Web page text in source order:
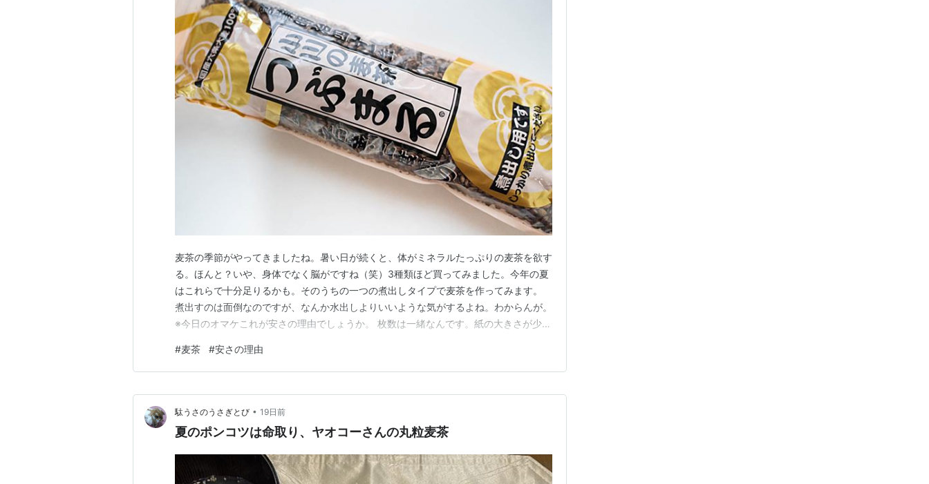
麦茶の季節がやってきましたね。暑い日が続くと、体がミネラルたっぷりの麦茶を欲す
る。ほんと？いや、身体でなく脳がですね（笑）3種類ほど買ってみました。今年の夏
はこれらで十分足りるかも。そのうちの一つの煮出しタイプで麦茶を作ってみます。
煮出すのは面倒なのですが、なんか水出しよりいいような気がするよね。わからんが。
※今日のオマケこれが安さの理由でしょうか。 枚数は一緒なんです。紙の大きさが少し
#麦茶 #安さの理由
駄うさのうさぎとび • 19日前
夏のポンコツは命取り、ヤオコーさんの丸粒麦茶